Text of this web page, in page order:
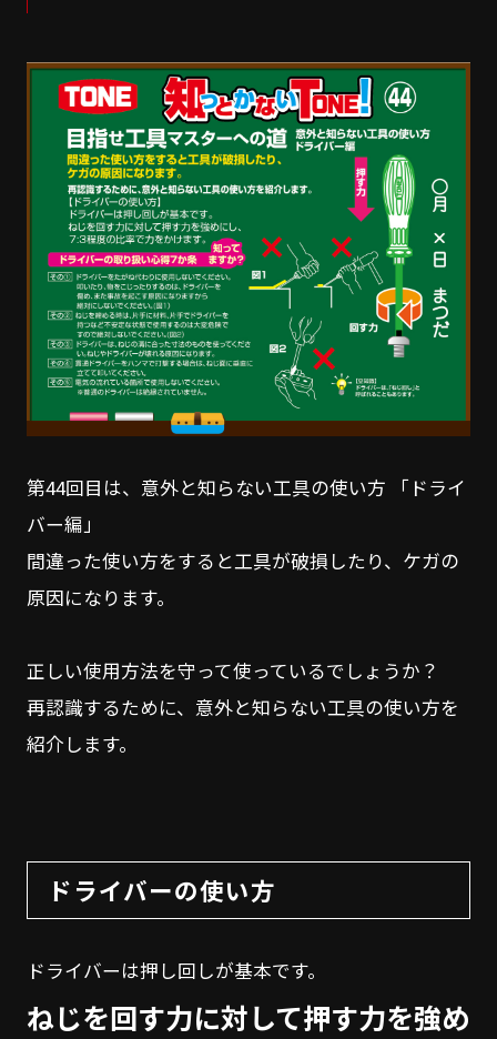
第44回目は、意外と知らない工具の使い方 「ドライ
バー編」
間違った使い方をすると工具が破損したり、ケガの
原因になります。
正しい使用方法を守って使っているでしょうか？
再認識するために、意外と知らない工具の使い方を
紹介します。
ドライバーの使い方
ドライバーは押し回しが基本です。
ねじを回す力に対して押す力を強め